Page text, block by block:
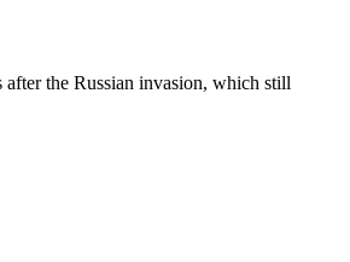
the Russian invasion, which still